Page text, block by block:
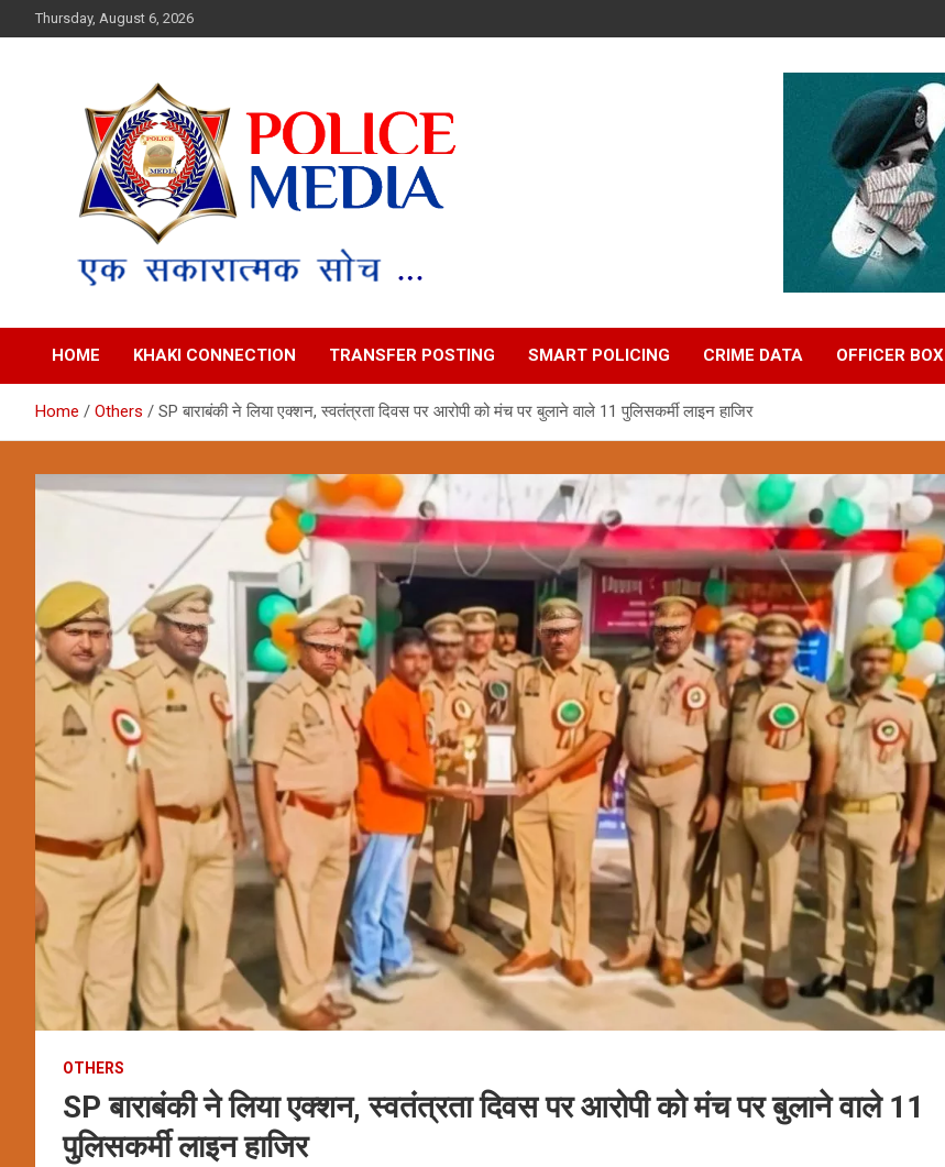
to
Thursday, August 6, 2026
Police Media News
HOME KHAKI CONNECTION TRANSFER POSTING SMART POLICING CRIME DATA OFFICER BOX
Home Others SP बाराबंकी ने लिया एक्शन, स्वतंत्रता दिवस पर आरोपी को मंच पर बुलाने वाले 11 पुलिसकर्मी लाइन हाजिर
OTHERS
SP बाराबंकी ने लिया एक्शन, स्वतंत्रता दिवस पर आरोपी को मंच पर बुलाने वाले 11
पुलिसकर्मी लाइन हाजिर